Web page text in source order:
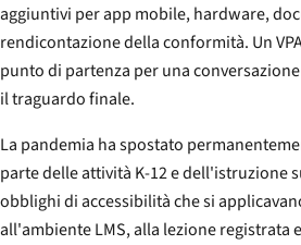
aggiuntivi per app mobile, hardware,
rendicontazione della conformità. Un
punto di partenza per una
il traguardo finale.
La pandemia ha spostato
parte delle attività K-12 e dell'istruzione
obblighi di accessibilità che si
all'ambiente LMS, alla lezione registrata